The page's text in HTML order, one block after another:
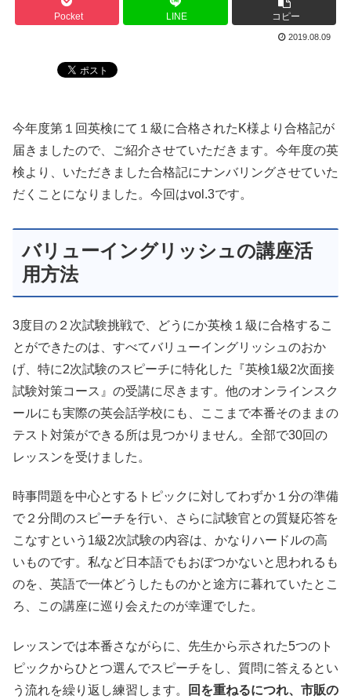
Pocket LINE コピー
2019.08.09
今年度第１回英検にて１級に合格されたK様より合格記が
届きましたので、ご紹介させていただきます。今年度の英
検より、いただきました合格記にナンバリングさせていた
だくことになりました。今回はvol.3です。
バリューイングリッシュの講座活
用方法
3度目の２次試験挑戦で、どうにか英検１級に合格するこ
とができたのは、すべてバリューイングリッシュのおか
げ、特に2次試験のスピーチに特化した『英検1級2次面接
試験対策コース』の受講に尽きます。他のオンラインスク
ールにも実際の英会話学校にも、ここまで本番そのままの
テスト対策ができる所は見つかりません。全部で30回の
レッスンを受けました。
時事問題を中心とするトピックに対してわずか１分の準備
で２分間のスピーチを行い、さらに試験官との質疑応答を
こなすという1級2次試験の内容は、かなりハードルの高
いものです。私など日本語でもおぼつかないと思われるも
のを、英語で一体どうしたものかと途方に暮れていたとこ
ろ、この講座に巡り会えたのが幸運でした。
レッスンでは本番さながらに、先生から示された5つのト
ピックからひとつ選んでスピーチをし、質問に答えるとい
う流れを繰り返し練習します。
回を重ねるにつれ、市販の